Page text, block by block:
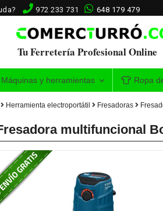
972 233 731 648 179 479
Tu Ferretería Profesional Online
y herramientas Ropa
Herramienta electroportátil Fresadoras
multifuncional